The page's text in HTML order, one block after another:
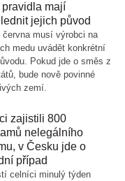
pravidla mají
jejich původ
června musí výrobci na
medu uvádět konkrétní
Pokud jde o směs z
bude nově povinné
zemí.
zajistili 800
nelegálního
v Česku jde o
případ
celníci minulý týden